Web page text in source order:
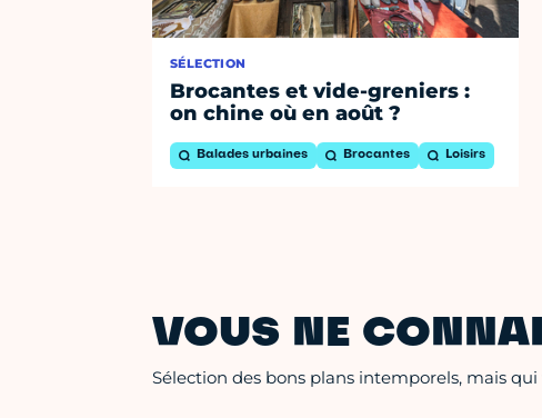
SÉLECTION
Brocantes et vide-greniers :
on chine où en août ?
Balades urbaines Brocantes Loisirs
VOUS NE
Sélection des bons plans intemporels, mais